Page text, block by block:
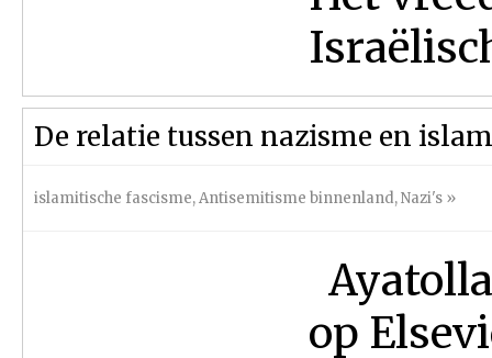
De relatie tussen nazisme en
islamitische fascisme,Antisemitisme binnenland,Nazi's »
op